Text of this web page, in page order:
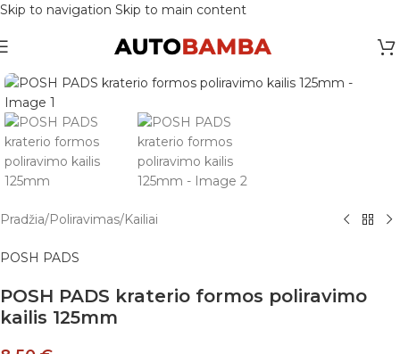
Skip to navigation Skip to main content
Pradžia/Poliravimas/Kailiai
POSH PADS
POSH PADS kraterio formos poliravimo
kailis 125mm